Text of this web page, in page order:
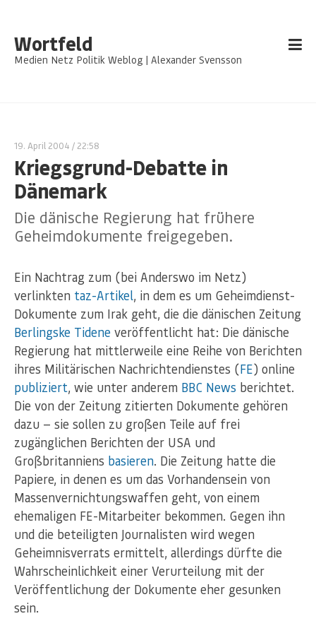
Wortfeld
Medien Netz Politik Weblog | Alexander Svensson
19. April 2004 / 22:58
Kriegsgrund-Debatte in
Dänemark
Die dänische Regierung hat frühere
Geheimdokumente freigegeben.
Ein Nachtrag zum (bei Anderswo im Netz)
verlinkten taz-Artikel, in dem es um Geheimdienst-
Dokumente zum Irak geht, die die dänischen Zeitung
Berlingske Tidene veröffentlicht hat: Die dänische
Regierung hat mittlerweile eine Reihe von Berichten
ihres Militärischen Nachrichtendienstes (FE) online
publiziert, wie unter anderem BBC News berichtet.
Die von der Zeitung zitierten Dokumente gehören
dazu — sie sollen zu großen Teile auf frei
zugänglichen Berichten der USA und
Großbritanniens basieren. Die Zeitung hatte die
Papiere, in denen es um das Vorhandensein von
Massenvernichtungswaffen geht, von einem
ehemaligen FE-Mitarbeiter bekommen. Gegen ihn
und die beteiligten Journalisten wird wegen
Geheimnisverrats ermittelt, allerdings dürfte die
Wahrscheinlichkeit einer Verurteilung mit der
Veröffentlichung der Dokumente eher gesunken
sein.